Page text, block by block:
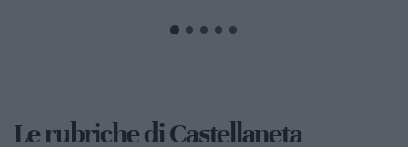
Le rubriche di Castellaneta